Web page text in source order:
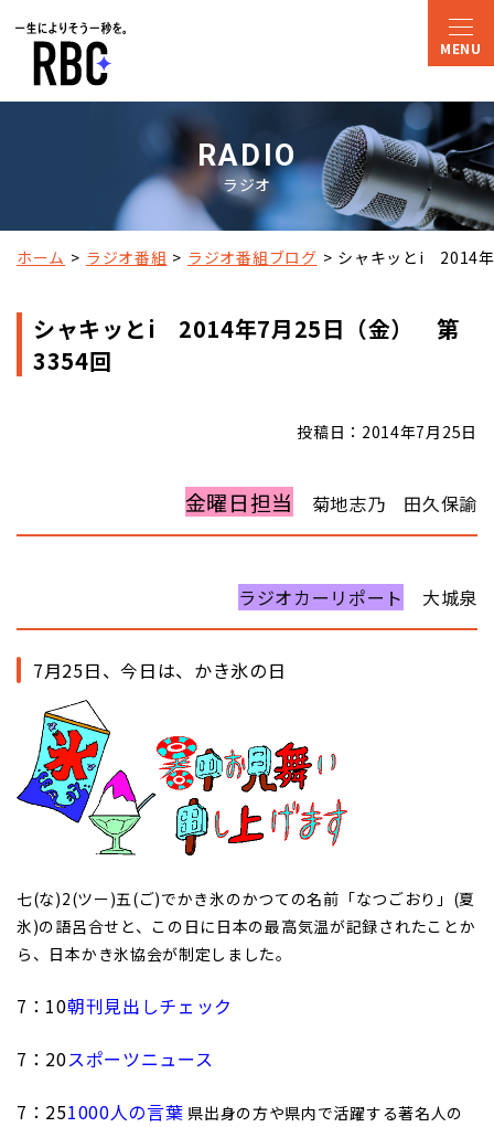
RADIO
ラジオ
ホーム ラジオ番組 ラジオ番組ブログ シャキッとi　2014
シャキッとi 2014年7月25日（金） 第
3354回
投稿日：2014年7月25日
金曜日担当 菊地志乃 田久保諭
ラジオカーリポート 大城泉
7月25日、今日は、かき氷の日
七(な)2(ツー)五(ご)でかき氷のかつての名前「なつごおり」(夏
氷)の語呂合せと、この日に日本の最高気温が記録されたことか
ら、日本かき氷協会が制定しました。
7：10朝刊見出しチェック
7：20スポーツニュース
7：251000人の言葉 県出身の方や県内で活躍する著名人の